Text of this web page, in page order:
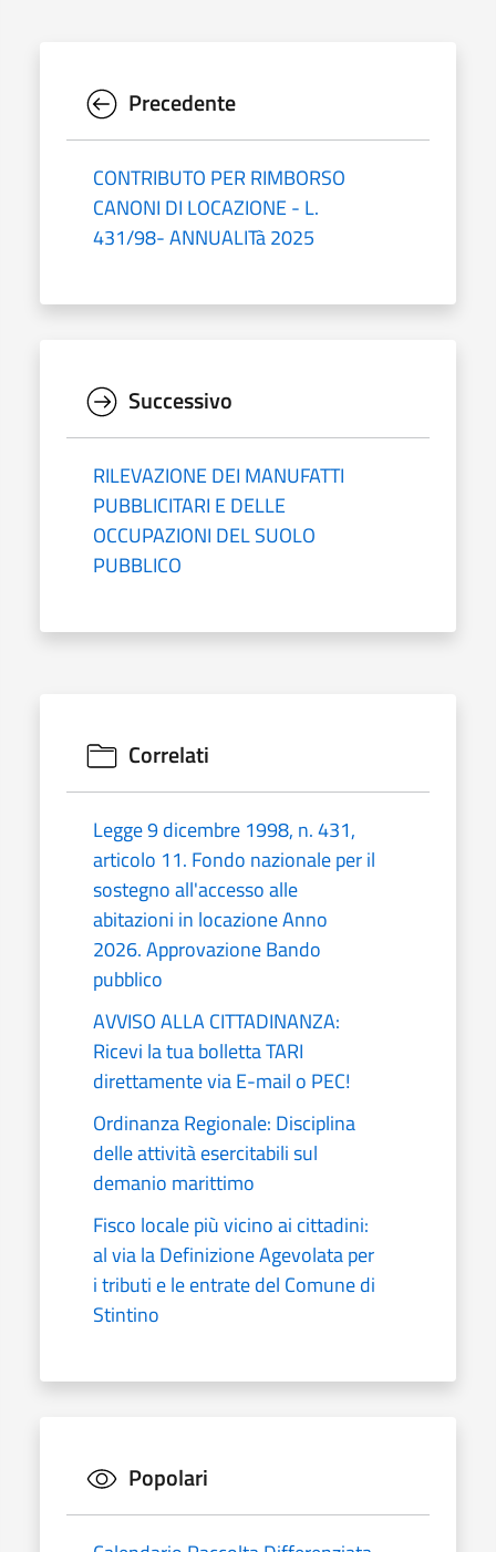
Precedente
CONTRIBUTO PER RIMBORSO
CANONI DI LOCAZIONE - L.
431/98- ANNUALITà 2025
Successivo
RILEVAZIONE DEI MANUFATTI
PUBBLICITARI E DELLE
OCCUPAZIONI DEL SUOLO
PUBBLICO
Correlati
Legge 9 dicembre 1998, n. 431,
articolo 11. Fondo nazionale per il
sostegno all'accesso alle
abitazioni in locazione Anno
2026. Approvazione Bando
pubblico
AVVISO ALLA CITTADINANZA:
Ricevi la tua bolletta TARI
direttamente via E-mail o PEC!
Ordinanza Regionale: Disciplina
delle attività esercitabili sul
demanio marittimo
Fisco locale più vicino ai cittadini:
al via la Definizione Agevolata per
i tributi e le entrate del Comune di
Stintino
Popolari